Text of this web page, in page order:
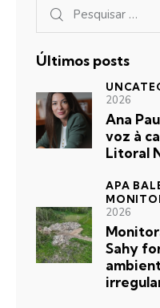
Últimos posts
2026
Ana
voz à
Litoral
APA
2026
Sahy